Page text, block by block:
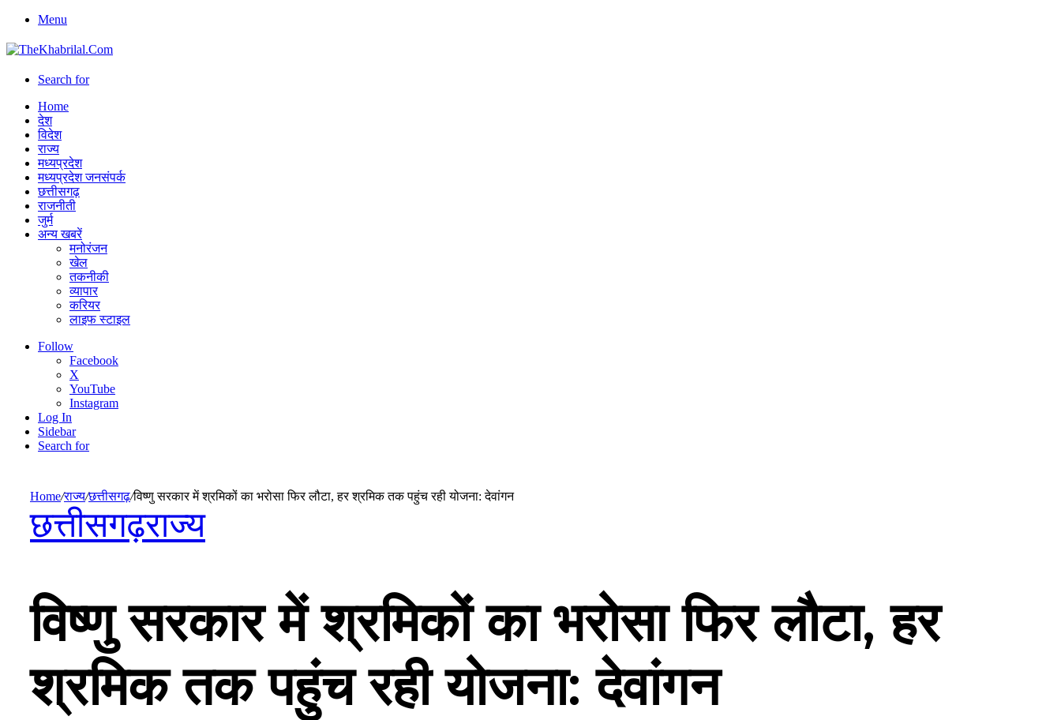
Menu
Search for
Home
देश
विदेश
राज्य
मध्यप्रदेश
मध्यप्रदेश जनसंपर्क
छत्तीसगढ़
राजनीती
जुर्म
अन्य खबरें
मनोरंजन
खेल
तकनीकी
व्यापार
करियर
लाइफ स्टाइल
Follow
Facebook
X
YouTube
Instagram
Log In
Sidebar
Search for
Home/राज्य/छत्तीसगढ़/विष्णु सरकार में श्रमिकों का भरोसा फिर लौटा, हर श्रमिक तक पहुंच रही योजना: देवांगन
छत्तीसगढ़राज्य
विष्णु सरकार में श्रमिकों का भरोसा फिर लौटा, हर
श्रमिक तक पहुंच रही योजना: देवांगन